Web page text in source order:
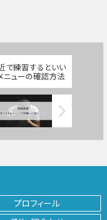
で練習するといい
ニューの確認方法
プロフィール